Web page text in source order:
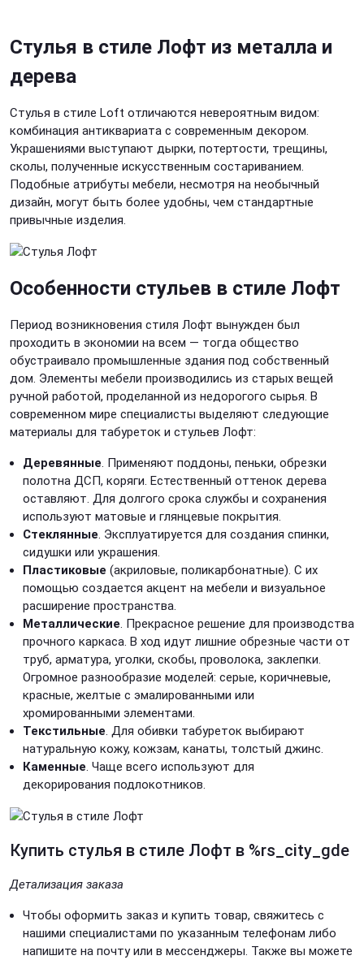
Стулья в стиле Лофт из металла и
дерева
Стулья в стиле Loft отличаются невероятным видом:
комбинация антиквариата с современным декором.
Украшениями выступают дырки, потертости, трещины,
сколы, полученные искусственным состариванием.
Подобные атрибуты мебели, несмотря на необычный
дизайн, могут быть более удобны, чем стандартные
привычные изделия.
Особенности стульев в стиле Лофт
Период возникновения стиля Лофт вынужден был
проходить в экономии на всем — тогда общество
обустраивало промышленные здания под собственный
дом. Элементы мебели производились из старых вещей
ручной работой, проделанной из недорогого сырья. В
современном мире специалисты выделяют следующие
материалы для табуреток и стульев Лофт:
Деревянные. Применяют поддоны, пеньки, обрезки
полотна ДСП, коряги. Естественный оттенок дерева
оставляют. Для долгого срока службы и сохранения
используют матовые и глянцевые покрытия.
Стеклянные. Эксплуатируется для создания спинки,
сидушки или украшения.
Пластиковые (акриловые, поликарбонатные). С их
помощью создается акцент на мебели и визуальное
расширение пространства.
Металлические. Прекрасное решение для производства
прочного каркаса. В ход идут лишние обрезные части от
труб, арматура, уголки, скобы, проволока, заклепки.
Огромное разнообразие моделей: серые, коричневые,
красные, желтые с эмалированными или
хромированными элементами.
Текстильные. Для обивки табуреток выбирают
натуральную кожу, кожзам, канаты, толстый джинс.
Каменные. Чаще всего используют для
декорирования подлокотников.
Купить стулья в стиле Лофт в %rs_city_gde
Детализация заказа
Чтобы оформить заказ и купить товар, свяжитесь с
нашими специалистами по указанным телефонам либо
напишите на почту или в мессенджеры. Также вы можете